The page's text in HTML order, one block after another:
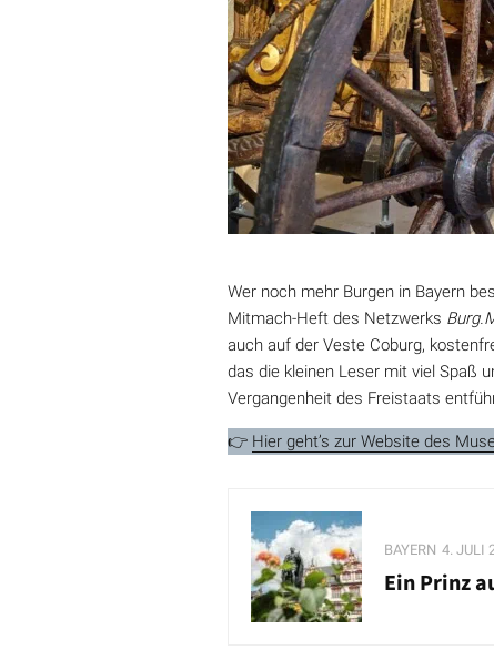
Wer noch mehr Burgen in Bayern
Mitmach-Heft des Netzwerks
auch auf der Veste Coburg,
das die kleinen Leser mit viel Spaß
Vergangenheit des Freistaats
👉 Hier geht’s zur Website des
BAYERN 4. JULI
Ein Prinz